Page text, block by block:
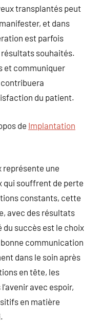
transplantés peut
et dans
est parfois
souhaités.
et communiquer
du patient.
de Implantation
représente une
qui souffrent de perte
constants, cette
avec des résultats
succès est le choix
communication
dans le soin après
en tête, les
avec espoir,
en matière